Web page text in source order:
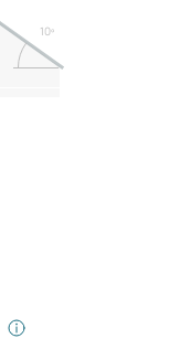
10º